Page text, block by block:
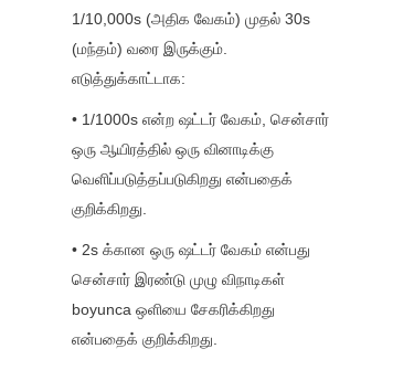
1/10,000s (அதிக வேகம்) முதல் 30s
(மந்தம்) வரை இருக்கும்.
எடுத்துக்காட்டாக:
• 1/1000s என்ற ஷட்டர் வேகம், சென்சார்
ஒரு ஆயிரத்தில் ஒரு வினாடிக்கு
வெளிப்படுத்தப்படுகிறது என்பதைக்
குறிக்கிறது.
• 2s க்கான ஒரு ஷட்டர் வேகம் என்பது
சென்சார் இரண்டு முழு விநாடிகள்
boyunca ஒளியை சேகரிக்கிறது
என்பதைக் குறிக்கிறது.